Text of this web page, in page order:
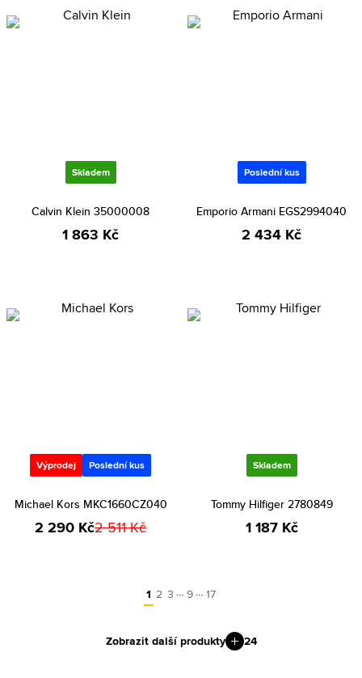
Skladem
Calvin Klein 35000008
1 863 Kč
Poslední kus
Emporio Armani EGS2994040
2 434 Kč
Výprodej Poslední kus
Michael Kors MKC1660CZ040
2 290 Kč2 511 Kč
Skladem
Tommy Hilfiger 2780849
1 187 Kč
1 2 3 … 9 … 17
Zobrazit další produkty 24